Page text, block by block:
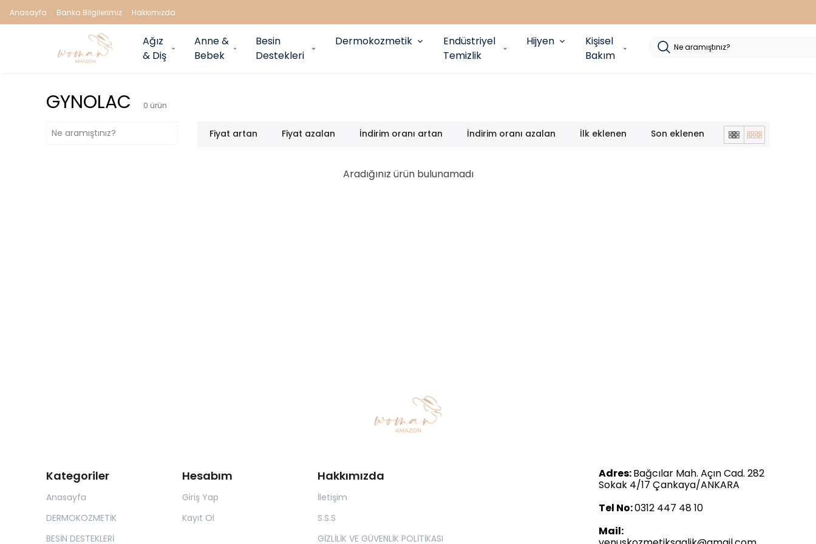
Anasayfa Banka Bilgilerimiz Hakkımızda
Ağız
& Diş
Anne &
Bebek
Besin
Destekleri
Dermokozmetik
Endüstriyel
Temizlik
Hijyen
Kişisel
Bakım
GYNOLAC 0 ürün
Fiyat artan Fiyat azalan İndirim oranı artan İndirim oranı azalan İlk eklenen Son eklenen
Aradığınız ürün bulunamadı
Kategoriler
Anasayfa
DERMOKOZMETİK
BESİN DESTEKLERİ
Hesabım
Giriş Yap
Kayıt Ol
Hakkımızda
İletişim
S.S.S
GİZLİLİK VE GÜVENLİK POLİTİKASI
Adres:Bağcılar Mah. Açın Cad. 282
Sokak 4/17 Çankaya/ANKARA
Tel No:0312 447 48 10
Mail: